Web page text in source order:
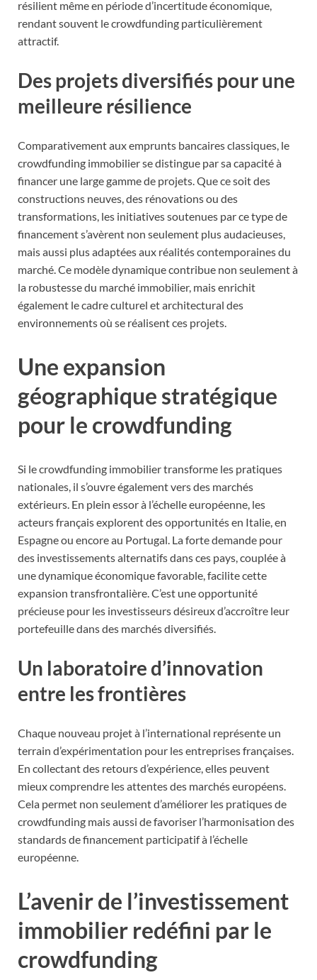
résilient même en période d’incertitude économique,
rendant souvent le crowdfunding particulièrement
attractif.
Des projets diversifiés pour une
meilleure résilience
Comparativement aux emprunts bancaires classiques, le
crowdfunding immobilier se distingue par sa capacité à
financer une large gamme de projets. Que ce soit des
constructions neuves, des rénovations ou des
transformations, les initiatives soutenues par ce type de
financement s’avèrent non seulement plus audacieuses,
mais aussi plus adaptées aux réalités contemporaines du
marché. Ce modèle dynamique contribue non seulement à
la robustesse du marché immobilier, mais enrichit
également le cadre culturel et architectural des
environnements où se réalisent ces projets.
Une expansion
géographique stratégique
pour le crowdfunding
Si le crowdfunding immobilier transforme les pratiques
nationales, il s’ouvre également vers des marchés
extérieurs. En plein essor à l’échelle européenne, les
acteurs français explorent des opportunités en Italie, en
Espagne ou encore au Portugal. La forte demande pour
des investissements alternatifs dans ces pays, couplée à
une dynamique économique favorable, facilite cette
expansion transfrontalière. C’est une opportunité
précieuse pour les investisseurs désireux d’accroître leur
portefeuille dans des marchés diversifiés.
Un laboratoire d’innovation
entre les frontières
Chaque nouveau projet à l’international représente un
terrain d’expérimentation pour les entreprises françaises.
En collectant des retours d’expérience, elles peuvent
mieux comprendre les attentes des marchés européens.
Cela permet non seulement d’améliorer les pratiques de
crowdfunding mais aussi de favoriser l’harmonisation des
standards de financement participatif à l’échelle
européenne.
L’avenir de l’investissement
immobilier redéfini par le
crowdfunding